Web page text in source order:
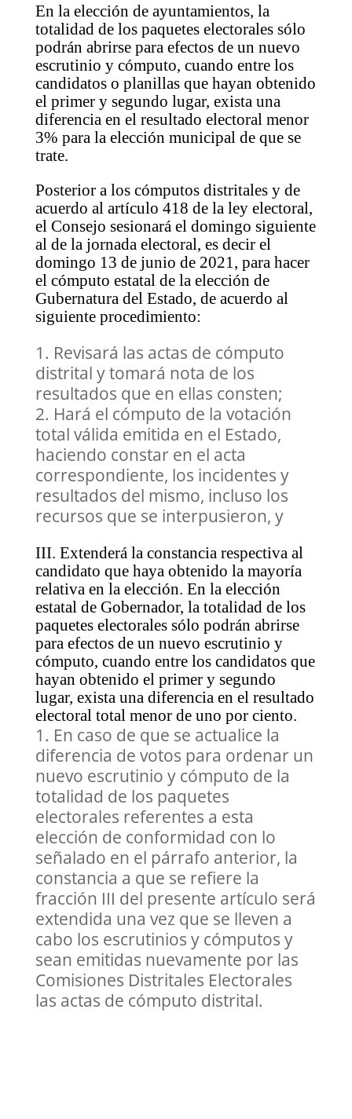
En la elección de ayuntamientos, la
totalidad de los paquetes electorales sólo
podrán abrirse para efectos de un nuevo
escrutinio y cómputo, cuando entre los
candidatos o planillas que hayan obtenido
el primer y segundo lugar, exista una
diferencia en el resultado electoral menor
3% para la elección municipal de que se
trate.
Posterior a los cómputos distritales y de
acuerdo al artículo 418 de la ley electoral,
el Consejo sesionará el domingo siguiente
al de la jornada electoral, es decir el
domingo 13 de junio de 2021, para hacer
el cómputo estatal de la elección de
Gubernatura del Estado, de acuerdo al
siguiente procedimiento:
Revisará las actas de cómputo
distrital y tomará nota de los
resultados que en ellas consten;
Hará el cómputo de la votación
total válida emitida en el Estado,
haciendo constar en el acta
correspondiente, los incidentes y
resultados del mismo, incluso los
recursos que se interpusieron, y
III. Extenderá la constancia respectiva al
candidato que haya obtenido la mayoría
relativa en la elección. En la elección
estatal de Gobernador, la totalidad de los
paquetes electorales sólo podrán abrirse
para efectos de un nuevo escrutinio y
cómputo, cuando entre los candidatos que
hayan obtenido el primer y segundo
lugar, exista una diferencia en el resultado
electoral total menor de uno por ciento.
En caso de que se actualice la
diferencia de votos para ordenar un
nuevo escrutinio y cómputo de la
totalidad de los paquetes
electorales referentes a esta
elección de conformidad con lo
señalado en el párrafo anterior, la
constancia a que se refiere la
fracción III del presente artículo será
extendida una vez que se lleven a
cabo los escrutinios y cómputos y
sean emitidas nuevamente por las
Comisiones Distritales Electorales
las actas de cómputo distrital.